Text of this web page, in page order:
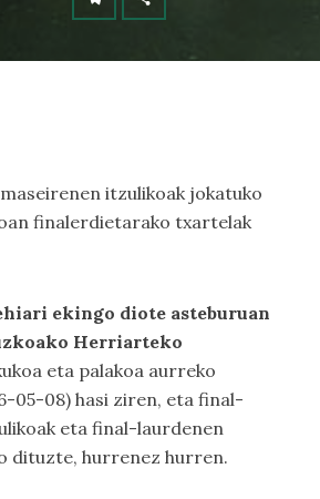
itzulikoak jokatuko
finalerdietarako txartelak
ekingo diote asteburuan
Herriarteko
eta palakoa aurreko
05-08) hasi ziren, eta final-
eta final-laurdenen
dituzte, hurrenez hurren.